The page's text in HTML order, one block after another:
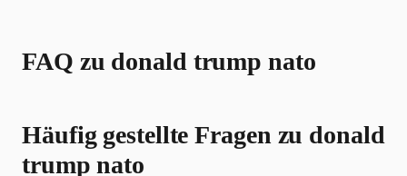
FAQ zu donald trump nato
Häufig gestellte Fragen zu donald
trump nato